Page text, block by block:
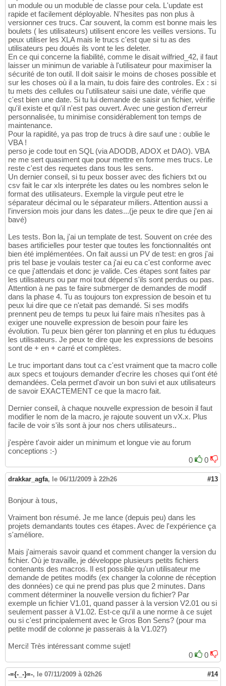
un module ou un moduble de classe pour cela. L'update est
rapide et facilement déployable. N'hesites pas non plus à
versionner ces trucs. Car souvent, la comm est bonne mais les
boulets ( les utilisateurs) utilisent encore les veilles versions. Tu
peux utiliser les XLA mais le trucs c'est que si tu as des
utilisateurs peu doués ils vont te les deleter.
En ce qui concerne la fiabilité, comme le disait wilfried_42, il faut
laisser un minimun de variable à l'utilisateur pour maximiser la
sécurité de ton outil. Il doit saisir le moins de choses possible et
sur les choses où il a la main, tu dois faire des controles. Ex : si
tu mets des cellules ou l'utilisateur saisi une date, vérifie que
c'est bien une date. Si tu lui demande de saisir un fichier, vérifie
qu'il existe et qu'il n'est pas ouvert. Avec une gestion d'erreur
personnalisée, tu minimise considérablement ton temps de
maintenance.
Pour la rapidité, ya pas trop de trucs à dire sauf une : oublie le
VBA !
perso je code tout en SQL (via ADODB, ADOX et DAO). VBA
ne me sert quasiment que pour mettre en forme mes trucs. Le
reste c'est des requetes dans tous les sens.
Un dernier conseil, si tu peux bosser avec des fichiers txt ou
csv fait le car xls interpréte les dates ou les nombres selon le
format des utilisateurs. Exemple la virgule peut etre le
séparateur décimal ou le séparateur miliers. Attention aussi a
l'inversion mois jour dans les dates...(je peux te dire que j'en ai
bavé)
Les tests. Bon la, j'ai un template de test. Souvent on crée des
bases artificielles pour tester que toutes les fonctionnalités ont
bien été implémentées. On fait aussi un PV de test: en gros j'ai
pris tel base je voulais tester ca j'ai eu ca c'est conforme avec
ce que j'attendais et donc je valide. Ces étapes sont faites par
les utilisateurs ou par moi tout dépend s'ils sont perdus ou pas.
Attention à ne pas te faire submerger de demandes de modif
dans la phase 4. Tu as toujours ton expression de besoin et tu
peux lui dire que ce n'etait pas demandé. Si ses modifs
prennent peu de temps tu peux lui faire mais n'hesites pas à
exiger une nouvelle expression de besoin pour faire les
évolution. Tu peux bien gérer ton planning et en plus tu éduques
les utilisateurs. Je peux te dire que les expressions de besoins
sont de + en + carré et complètes.
Le truc important dans tout ca c'est vraiment que ta macro colle
aux specs et toujours demander d'ecrire les choses qui t'ont été
demandées. Cela permet d'avoir un bon suivi et aux utilisateurs
de savoir EXACTEMENT ce que la macro fait.
Dernier conseil, à chaque nouvelle expression de besoin il faut
modifier le nom de la macro, je rajoute souvent un vX.x. Plus
facile de voir s'ils sont à jour nos chers utilisateurs..
j'espère t'avoir aider un minimum et longue vie au forum
conceptions :-)
0
0
drakkar_agfa, le 06/11/2009 à 22h26 #13
Bonjour à tous,
Vraiment bon résumé. Je me lance (depuis peu) dans les
projets demandants toutes ces étapes. Avec de l'expérience ça
s'améliore.
Mais j'aimerais savoir quand et comment changer la version du
fichier. Où je travaille, je développe plusieurs petits fichiers
contenants des macros. Il est possible qu'un utilisateur me
demande de petites modifs (ex changer la colonne de réception
des données) ce qui ne prend pas plus que 2 minutes. Dans
comment déterminer la nouvelle version du fichier? Par
exemple un fichier V1.01, quand passer à la version V2.01 ou si
seulement passer à V1.02. Est-ce qu'il a une norme à ce sujet
ou si c'est principalement avec le Gros Bon Sens? (pour ma
petite modif de colonne je passerais à la V1.02?)
Merci! Très intéressant comme sujet!
0
0
-={-_-}=-, le 07/11/2009 à 02h26 #14